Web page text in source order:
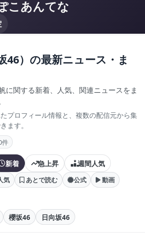
こあんてな
46）の最新ニュース・ま
に関する新着、人気、関連ニュースをま
プロフィール情報と、複数の配信元から集
ます。
件
新着 急上昇 週間人気
気 あとで読む 公式
動画
櫻坂46 日向坂46